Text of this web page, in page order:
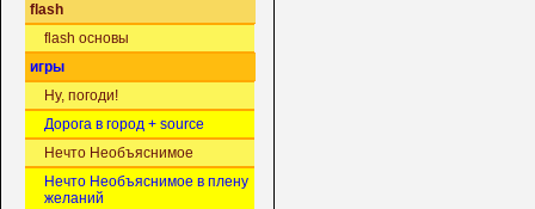
flash
flash основы
игры
Ну, погоди!
Дорога в город + source
Нечто Необъяснимое
Нечто Необъяснимое в плену
желаний